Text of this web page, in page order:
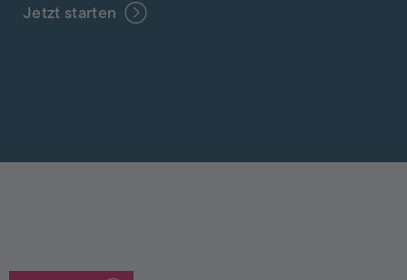
Jetzt starten